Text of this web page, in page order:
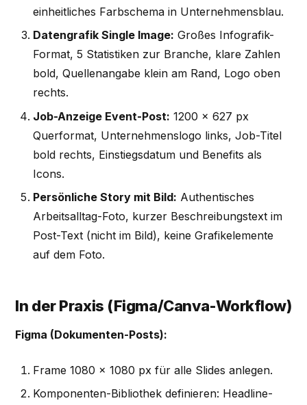
einheitliches Farbschema in Unternehmensblau.
Datengrafik Single Image: Großes Infografik-
Format, 5 Statistiken zur Branche, klare Zahlen
bold, Quellenangabe klein am Rand, Logo oben
rechts.
Job-Anzeige Event-Post: 1200 × 627 px
Querformat, Unternehmenslogo links, Job-Titel
bold rechts, Einstiegsdatum und Benefits als
Icons.
Persönliche Story mit Bild: Authentisches
Arbeitsalltag-Foto, kurzer Beschreibungstext im
Post-Text (nicht im Bild), keine Grafikelemente
auf dem Foto.
In der Praxis (Figma/Canva-Workflow)
Figma (Dokumenten-Posts):
Frame 1080 × 1080 px für alle Slides anlegen.
Komponenten-Bibliothek definieren: Headline-